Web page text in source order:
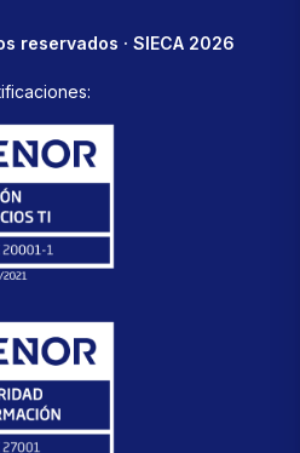
reservados · SIECA 2026